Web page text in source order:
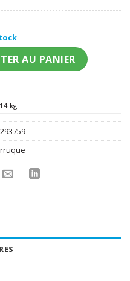
fille
AU PANIER
kg
293759